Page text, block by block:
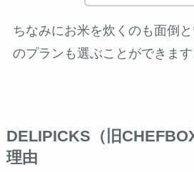
ちなみにお米を炊くのも面倒
のプランも選ぶことができます
DELIPICKS（旧
理由